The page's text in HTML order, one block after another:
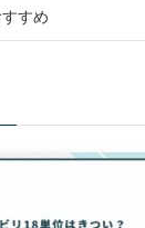
すめ